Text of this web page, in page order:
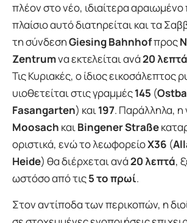
πλέον στο νέο, ιδιαίτερα
πλαίσιο αυτό διατηρείται και τα
τη σύνδεσηGiesing Bahnhofπρος
Zentrumνα εκτελείται ανά20 λεπτά
Τις Κυριακές, ο ίδιος εικοσάλεπτος
υιοθετείται στις γραμμές145 (
Fasangarten) και197. Παράλληλα, η
Moosach καιBingener Straße
οριστικά, ενώ το λεωφορείοX36 (
Heide) θα διέρχεται ανά20 λεπτά,
ωστόσο από τις5 το πρωί.
Στον αντίποδα των περικοπών, η